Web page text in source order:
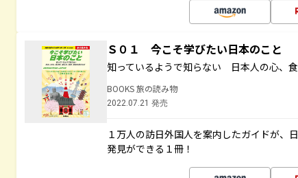
Ｓ０１ 今こそ学びたい日本のこと
知っているようで知らない 日本人の心、
BOOKS 旅の読み物
2022.07.21 発売
１万人の訪日外国人を案内したガイドが、
発見ができる１冊！